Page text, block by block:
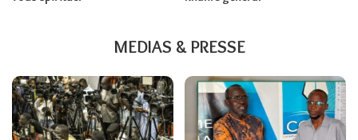
MEDIAS & PRESSE